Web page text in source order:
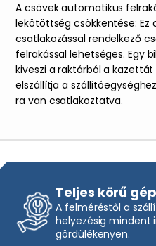
A csövek automatikus
lekötöttség csökkentése: Ez
csatlakozással rendelkező
felrakással lehetséges. Egy
kiveszi a raktárból a
elszállítja a
ra van csatlakoztatva.
Teljes körű
A felméréstől a
helyezésig mindent
gördülékenyen.